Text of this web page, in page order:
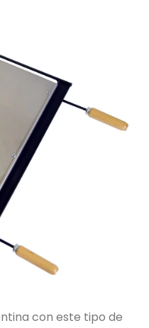
con este tipo de